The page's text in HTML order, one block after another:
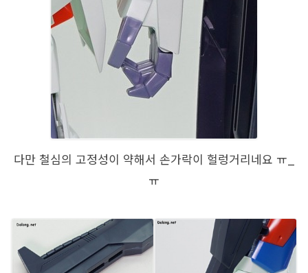
다만 철심의 고정성이 약해서 손가락이 헐렁거리네요 ㅠ_
ㅠ